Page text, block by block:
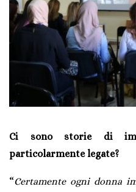
Ci sono storie di
particolarmente legate?
“Certamente ogni donna